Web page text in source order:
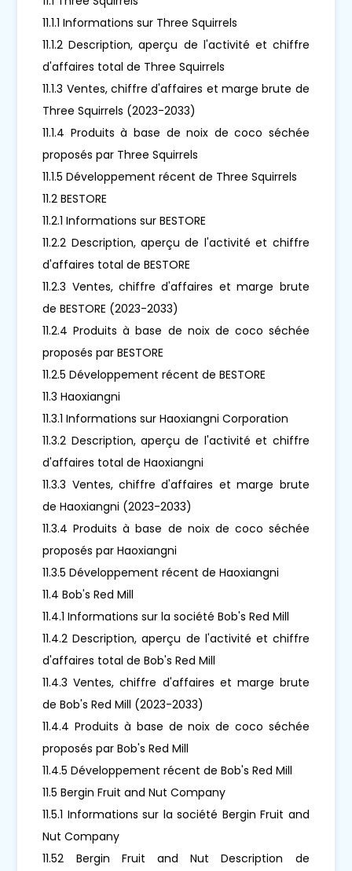
11.1.1 Informations sur Three Squirrels
11.1.2 Description, aperçu de l'activité et chiffre
d'affaires total de Three Squirrels
11.1.3 Ventes, chiffre d'affaires et marge brute de
Three Squirrels (2023-2033)
11.1.4 Produits à base de noix de coco séchée
proposés par Three Squirrels
11.1.5 Développement récent de Three Squirrels
11.2 BESTORE
11.2.1 Informations sur BESTORE
11.2.2 Description, aperçu de l'activité et chiffre
d'affaires total de BESTORE
11.2.3 Ventes, chiffre d'affaires et marge brute
de BESTORE (2023-2033)
11.2.4 Produits à base de noix de coco séchée
proposés par BESTORE
11.2.5 Développement récent de BESTORE
11.3 Haoxiangni
11.3.1 Informations sur Haoxiangni Corporation
11.3.2 Description, aperçu de l'activité et chiffre
d'affaires total de Haoxiangni
11.3.3 Ventes, chiffre d'affaires et marge brute
de Haoxiangni (2023-2033)
11.3.4 Produits à base de noix de coco séchée
proposés par Haoxiangni
11.3.5 Développement récent de Haoxiangni
11.4 Bob's Red Mill
11.4.1 Informations sur la société Bob's Red Mill
11.4.2 Description, aperçu de l'activité et chiffre
d'affaires total de Bob's Red Mill
11.4.3 Ventes, chiffre d'affaires et marge brute
de Bob's Red Mill (2023-2033)
11.4.4 Produits à base de noix de coco séchée
proposés par Bob's Red Mill
11.4.5 Développement récent de Bob's Red Mill
11.5 Bergin Fruit and Nut Company
11.5.1 Informations sur la société Bergin Fruit and
Nut Company
11.52 Bergin Fruit and Nut Description de